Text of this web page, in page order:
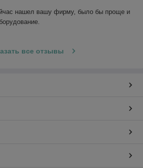
нашел вашу фирму, было бы проще и
все отзывы